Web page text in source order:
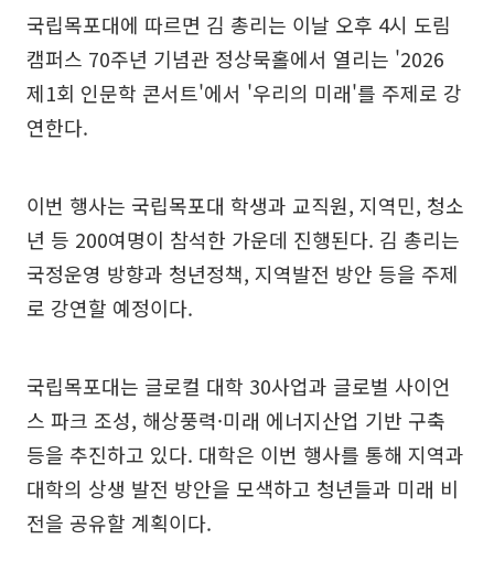
국립목포대에 따르면 김 총리는 이날 오후 4시 도림
캠퍼스 70주년 기념관 정상묵홀에서 열리는 '2026
제1회 인문학 콘서트'에서 '우리의 미래'를 주제로 강
연한다.
이번 행사는 국립목포대 학생과 교직원, 지역민, 청소
년 등 200여명이 참석한 가운데 진행된다. 김 총리는
국정운영 방향과 청년정책, 지역발전 방안 등을 주제
로 강연할 예정이다.
국립목포대는 글로컬 대학 30사업과 글로벌 사이언
스 파크 조성, 해상풍력·미래 에너지산업 기반 구축
등을 추진하고 있다. 대학은 이번 행사를 통해 지역과
대학의 상생 발전 방안을 모색하고 청년들과 미래 비
전을 공유할 계획이다.